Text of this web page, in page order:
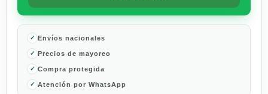
pzas
cantidad
Envíos nacionales
Precios de mayoreo
Compra protegida
Atención por WhatsApp